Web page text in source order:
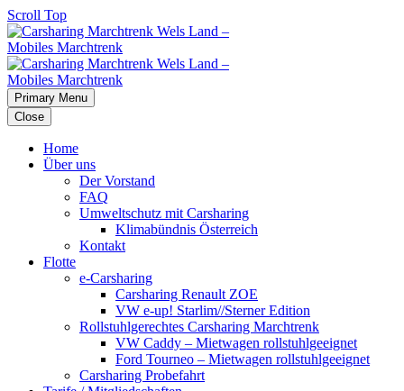
Scroll Top
Primary Menu
Close
Home
Über uns
Der Vorstand
FAQ
Umweltschutz mit Carsharing
Klimabündnis Österreich
Kontakt
Flotte
e-Carsharing
Carsharing Renault ZOE
VW e-up! Starlim//Sterner Edition
Rollstuhlgerechtes Carsharing Marchtrenk
VW Caddy – Mietwagen rollstuhlgeeignet
Ford Tourneo – Mietwagen rollstuhlgeeignet
Carsharing Probefahrt